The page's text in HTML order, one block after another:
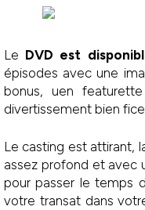
Le DVD est
épisodes avec une
bonus, uen
divertissement bien
Le casting est attirant,
assez profond et avec
pour passer le temps
votre transat dans